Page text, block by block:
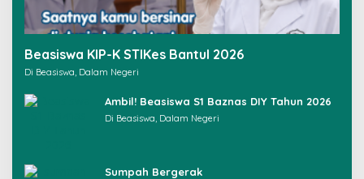
Beasiswa KIP-K STIKes Bantul 2026
Di Beasiswa, Dalam Negeri
Ambil! Beasiswa S1 Baznas DIY Tahun 2026
Di Beasiswa, Dalam Negeri
Sumpah Bergerak